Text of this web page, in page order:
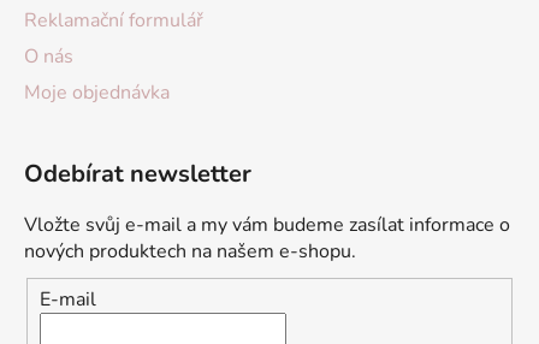
Reklamační formulář
O nás
Moje objednávka
Odebírat newsletter
Vložte svůj e-mail a my vám budeme zasílat informace o
nových produktech na našem e-shopu.
E-mail